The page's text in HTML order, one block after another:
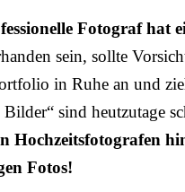
Fotograf hat
sein, sollte
in Ruhe an und
Bilder“ sind heutzutage
Hochzeitsfotografen
Fotos!